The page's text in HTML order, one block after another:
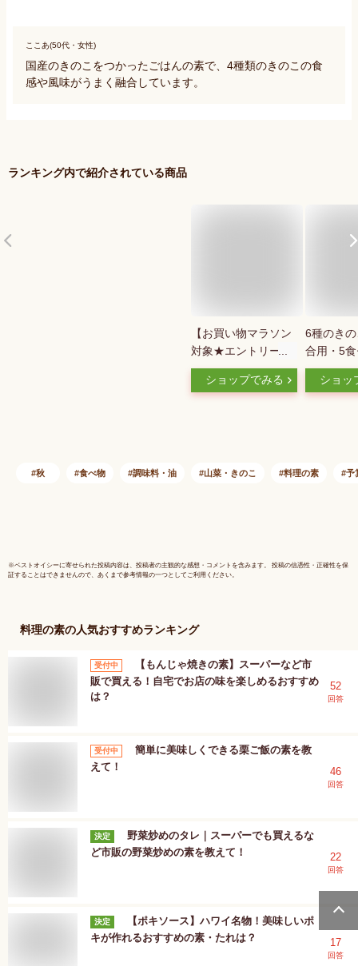
ここあ(50代・女性)
国産のきのこをつかったごはんの素で、4種類のきのこの食
感や風味がうまく融合しています。
ランキング内で紹介されている商品
【お買い物マラソン
対象★エントリーで
P最大47倍★】きの
こご飯の素 2合用（2
うちごはん】
ショップでみる
6種のき
合用・5
森のきの
| 炊き込
素 混ぜご
配送）
ショッ
秋 食べ物 調味料・油 山菜・きのこ 料理の素 予
※ベストオイシーに寄せられた投稿内容は、投稿者の主観的な感想・コメントを含みます。 投稿の信憑性・正確性を保
証することはできませんので、あくまで参考情報の一つとしてご利用ください。
料理の素の人気おすすめランキング
受付中
【もんじゃ焼きの素】スーパーなど市
販で買える！自宅でお店の味を楽しめるおすすめ
は？
52
回答
受付中
簡単に美味しくできる栗ご飯の素を教
えて！
46
回答
決定
野菜炒めのタレ｜スーパーでも買えるな
ど市販の野菜炒めの素を教えて！
22
回答
決定
【ポキソース】ハワイ名物！美味しいポ
キが作れるおすすめの素・たれは？
17
回答